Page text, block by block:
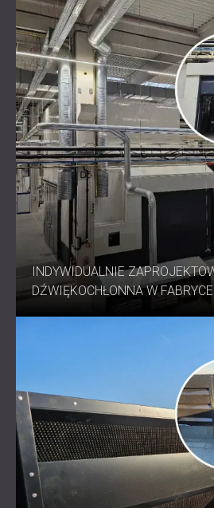
INDYWIDUALNIE
DŹWIĘKOCHŁONNA W FABRYCE